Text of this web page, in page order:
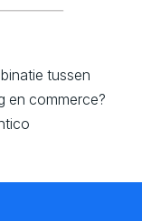
tussen
en commerce?